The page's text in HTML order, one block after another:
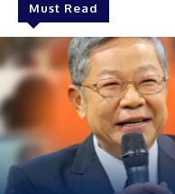
Must Read